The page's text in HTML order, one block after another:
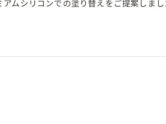
ムシリコンでの塗り替えをご提案しま